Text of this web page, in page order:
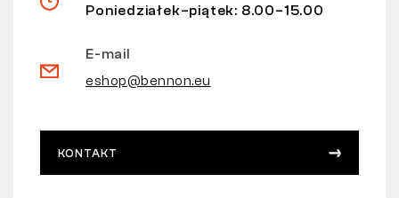
Poniedziałek–piątek: 8.00–15.00
E-mail
eshop@bennon.eu
KONTAKT